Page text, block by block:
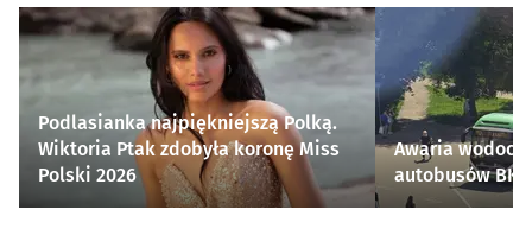
Podlasianka najpiękniejszą Polką.
Wiktoria Ptak zdobyła koronę Miss
Polski 2026
Awaria
autobusów